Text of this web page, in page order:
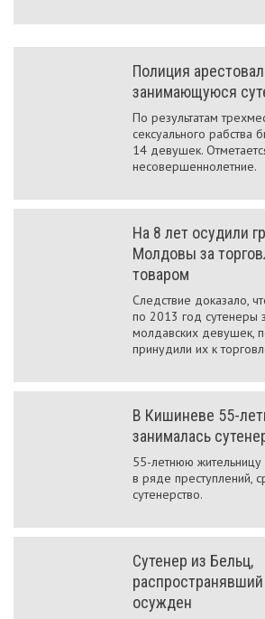
Полиция
занимающуюся
По результатам
сексуального
14 девушек.
несовершеннолетние.
На 8 лет осудили
Молдовы за
товаром
Следствие доказало,
по 2013 год сутенеры
молдавских девушек,
принудили их к
В Кишиневе 55-
занималась
55-летнюю
в ряде преступлений,
сутенерство.
Сутенер из Бельц,
осужден